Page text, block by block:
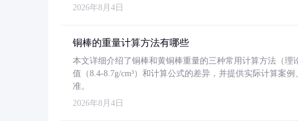
2026年8月4日
铜棒的重量计算方法有哪些
本文详细介绍了铜棒和黄铜棒重量的三种常用计算方法（
值（8.4-8.7g/cm³）和计算公式的差异，并提供实际计算案
准。
2026年8月4日